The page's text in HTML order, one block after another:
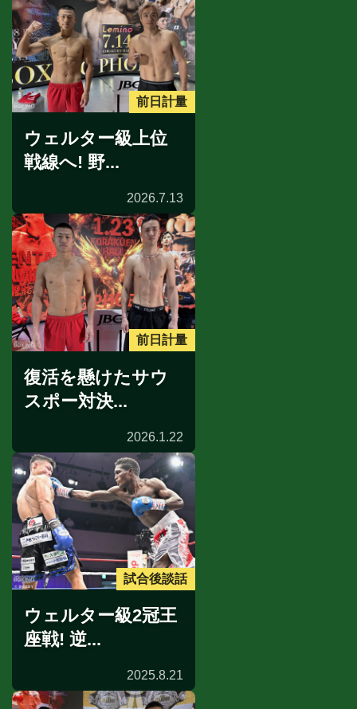
前日計量
ウェルター級上位
戦線へ! 野...
2026.7.13
前日計量
復活を懸けたサウ
スポー対決...
2026.1.22
試合後談話
ウェルター級2冠王
座戦! 逆...
2025.8.21